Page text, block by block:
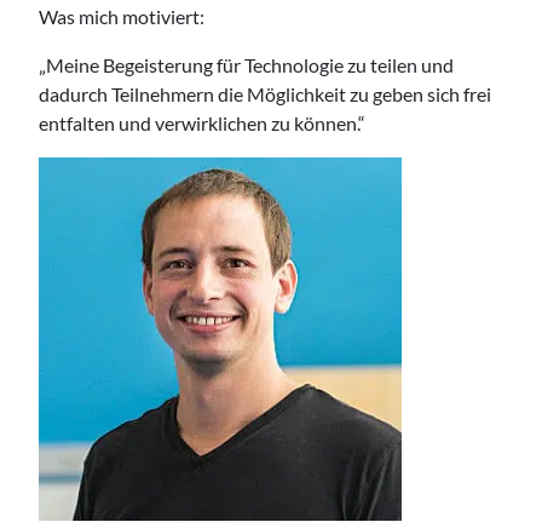
Was mich motiviert:
„Meine Begeisterung für Technologie zu teilen und
dadurch Teilnehmern die Möglichkeit zu geben sich frei
entfalten und verwirklichen zu können.“